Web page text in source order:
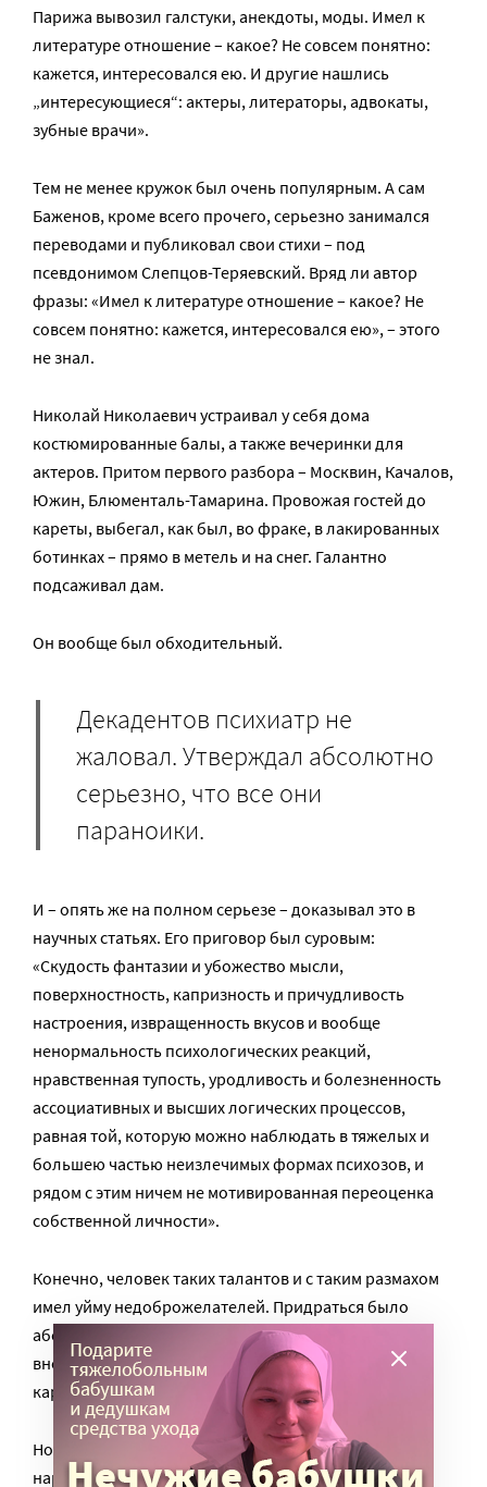
Парижа вывозил галстуки, анекдоты, моды. Имел к
литературе отношение – какое? Не совсем понятно:
кажется, интересовался ею. И другие нашлись
„интересующиеся“: актеры, литераторы, адвокаты,
зубные врачи».
Тем не менее кружок был очень популярным. А сам
Баженов, кроме всего прочего, серьезно занимался
переводами и публиковал свои стихи – под
псевдонимом Слепцов-Теряевский. Вряд ли автор
фразы: «Имел к литературе отношение – какое? Не
совсем понятно: кажется, интересовался ею», – этого
не знал.
Николай Николаевич устраивал у себя дома
костюмированные балы, а также вечеринки для
актеров. Притом первого разбора – Москвин, Качалов,
Южин, Блюменталь-Тамарина. Провожая гостей до
кареты, выбегал, как был, во фраке, в лакированных
ботинках – прямо в метель и на снег. Галантно
подсаживал дам.
Он вообще был обходительный.
Декадентов психиатр не
жаловал. Утверждал абсолютно
серьезно, что все они
параноики.
И – опять же на полном серьезе – доказывал это в
научных статьях. Его приговор был суровым:
«Скудость фантазии и убожество мысли,
поверхностность, капризность и причудливость
настроения, извращенность вкусов и вообще
ненормальность психологических реакций,
нравственная тупость, уродливость и болезненность
ассоциативных и высших логических процессов,
равная той, которую можно наблюдать в тяжелых и
большею частью неизлечимых формах психозов, и
рядом с этим ничем не мотивированная переоценка
собственной личности».
Конечно, человек таких талантов и с таким размахом
имел уйму недоброжелателей. Придраться было
абсолютно не к чему, поэтому придирались к его
внешности. Говорили, что Баженов «похож на
карикатуру на свинью».
Но собака лает – караван идет. По поводу же своей
наружности Баженов, как мы помним, сам был не